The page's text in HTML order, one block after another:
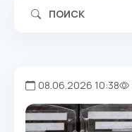
ПОИСК
08.06.2026 10:38